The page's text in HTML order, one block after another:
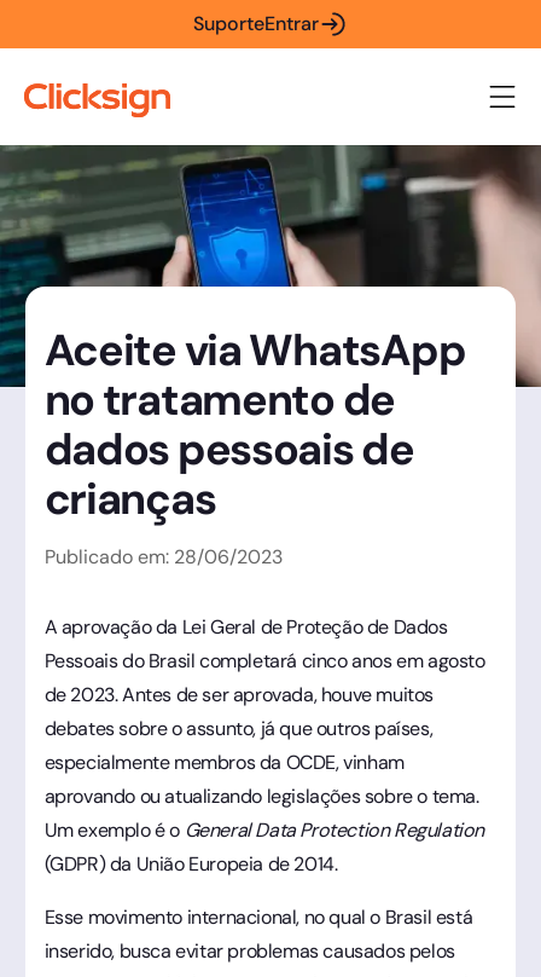
SuporteEntrar
Aceite via WhatsApp
no tratamento de
dados pessoais de
crianças
Publicado em: 28/06/2023
A aprovação da Lei Geral de Proteção de Dados
Pessoais do Brasil completará cinco anos em agosto
de 2023. Antes de ser aprovada, houve muitos
debates sobre o assunto, já que outros países,
especialmente membros da OCDE, vinham
aprovando ou atualizando legislações sobre o tema.
Um exemplo é o General Data Protection Regulation
(GDPR) da União Europeia de 2014.
Esse movimento internacional, no qual o Brasil está
inserido, busca evitar problemas causados pelos